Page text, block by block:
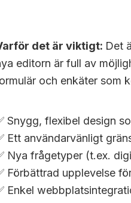
det är viktigt: Det
editorn är full av
och enkäter som
Snygg, flexibel design
Ett användarvänligt
Nya frågetyper (t.ex.
Förbättrad upplevelse
Enkel